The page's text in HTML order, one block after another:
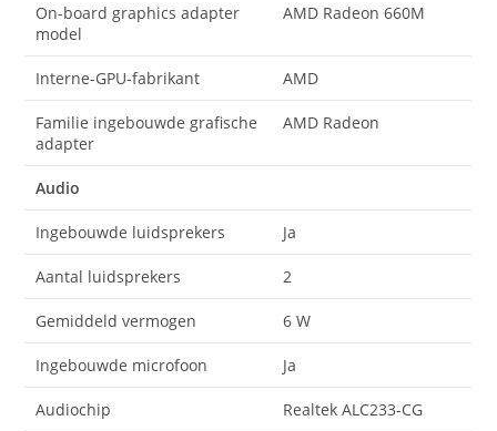
On-board graphics adapter
model
AMD Radeon 660M
Interne-GPU-fabrikant AMD
Familie ingebouwde grafische
adapter
AMD Radeon
Audio
Ingebouwde luidsprekers Ja
Aantal luidsprekers 2
Gemiddeld vermogen 6 W
Ingebouwde microfoon Ja
Audiochip Realtek ALC233-CG